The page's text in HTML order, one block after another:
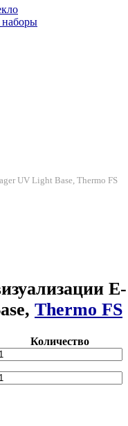
наборы
UV Light Base, Thermo FS
E-
Thermo FS
Количество